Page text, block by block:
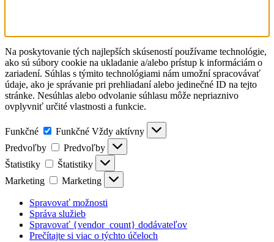
Na poskytovanie tých najlepších skúseností používame technológie,
ako sú súbory cookie na ukladanie a/alebo prístup k informáciám o
zariadení. Súhlas s týmito technológiami nám umožní spracovávať
údaje, ako je správanie pri prehliadaní alebo jedinečné ID na tejto
stránke. Nesúhlas alebo odvolanie súhlasu môže nepriaznivo
ovplyvniť určité vlastnosti a funkcie.
Funkčné Funkčné Vždy aktívny
Predvoľby
Predvoľby
Štatistiky
Štatistiky
Marketing
Marketing
Spravovať možnosti
Správa služieb
Spravovať {vendor_count} dodávateľov
Prečítajte si viac o týchto účeloch